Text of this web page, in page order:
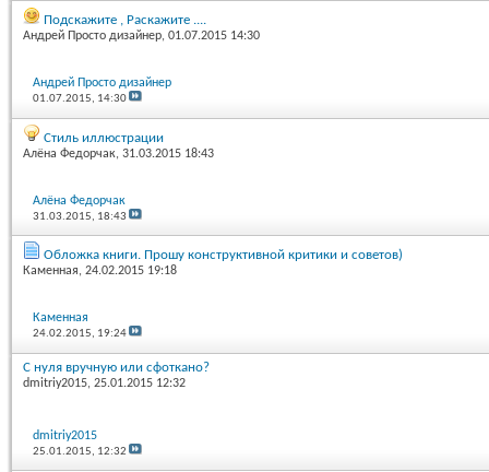
Подскажите , Раскажите ....
Андрей Просто дизайнер, 01.07.2015 14:30
Андрей Просто дизайнер
01.07.2015, 14:30
Стиль иллюстрации
Алёна Федорчак, 31.03.2015 18:43
Алёна Федорчак
31.03.2015, 18:43
Обложка книги. Прошу конструктивной критики и советов)
Каменная, 24.02.2015 19:18
Каменная
24.02.2015, 19:24
С нуля вручную или сфоткано?
dmitriy2015, 25.01.2015 12:32
dmitriy2015
25.01.2015, 12:32